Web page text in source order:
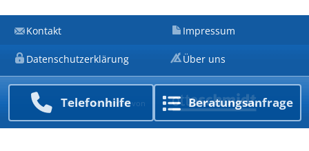
Telefon­hilfe Beratungs­anfrage
Kontakt Impressum
Datenschutzerklärung Über uns
Ein Unternehmen von